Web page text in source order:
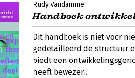
Rudy Vandamme
Handboek
Dit handboek is niet voor
gedetailleerd de structuur
biedt een
heeft bewezen.